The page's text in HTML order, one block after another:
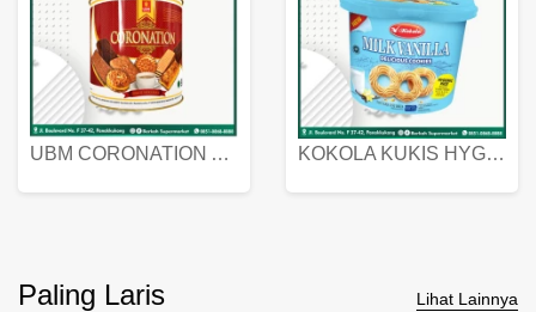
UBM CORONATION ASSORTED BISKUIT KALENG 450 GRAM KOKOLA KUKIS HYGIENIC MILK VANILLA PACK 320 GR
Paling Laris Lihat Lainnya